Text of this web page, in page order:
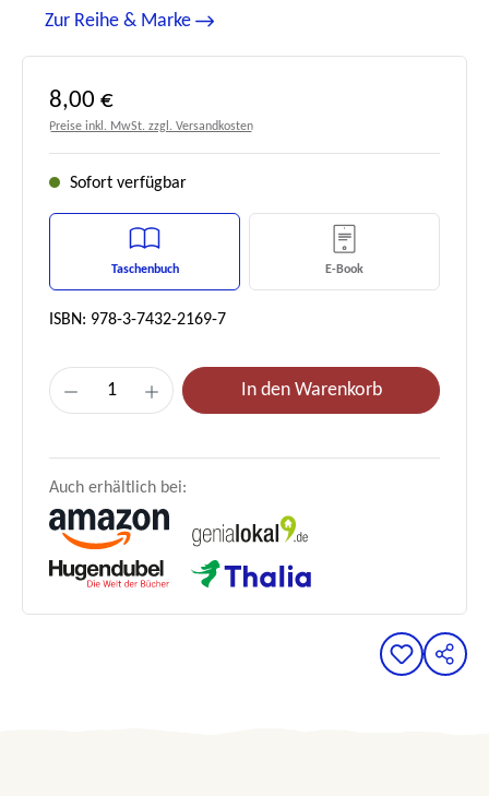
Zur Reihe & Marke
Regulärer Preis:
8,00 €
Preise inkl. MwSt. zzgl. Versandkosten
Sofort verfügbar
Taschenbuch E-Book
ISBN: 978-3-7432-2169-7
Produkt Anzahl: Gib den gewünschten
In den Warenkorb
Auch erhältlich bei: